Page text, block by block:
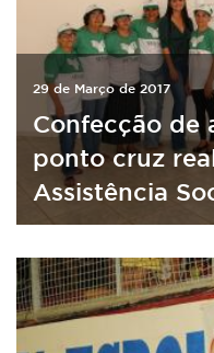
29 de Março de 2017
Confecção de
ponto cruz
Assistência